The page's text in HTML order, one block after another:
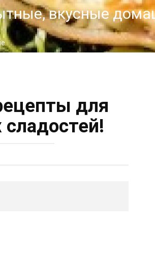
вкусные
для
сладостей!